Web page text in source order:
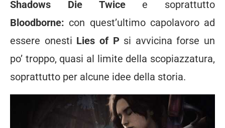
Shadows Die Twicee soprattutto
Bloodborne: con quest’ultimo capolavoro ad
essere onesti Lies of P si avvicina forse un
po’ troppo, quasi al limite della scopiazzatura,
soprattutto per alcune idee della storia.